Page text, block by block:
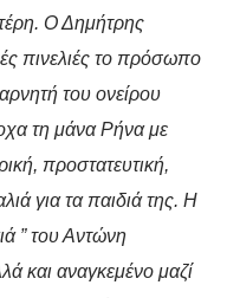
Ο Δημήτρης
πινελιές το πρόσωπο
του ονείρου
τη μάνα Ρήνα με
προστατευτική,
για τα παιδιά της. Η
” του Αντώνη
και αναγκεμένο μαζί